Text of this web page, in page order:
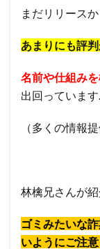
まだリリース
あまりにも評
名前や仕組み
出回っています…
（多くの情報
林檎兄さんが
ゴミみたいな
いようにご注意